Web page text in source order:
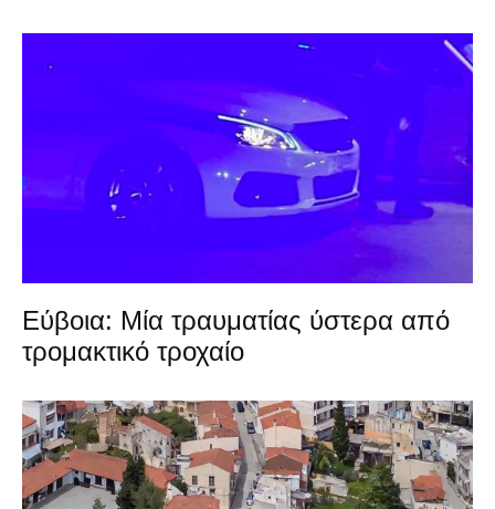
Εύβοια: Μία τραυματίας ύστερα από
τρομακτικό τροχαίο